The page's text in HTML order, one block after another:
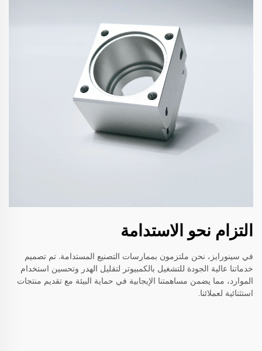
التزام نحو الاستدامة
في سينورايز، نحن ملتزمون بممارسات التصنيع المستدامة. تم تصميم
خدماتنا عالية الجودة للتشغيل بالكمبيوتر لتقليل الهدر وتحسين استخدام
الموارد، مما يضمن مساهمتنا الإيجابية في حماية البيئة مع تقديم منتجات
استثنائية لعملائنا.